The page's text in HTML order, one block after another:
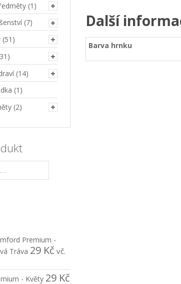
Další
Barva hrnku
(1)
(7)
(51)
(14)
(1)
(2)
Premium -
Tráva 29 Kč vč.
- Květy 29 Kč